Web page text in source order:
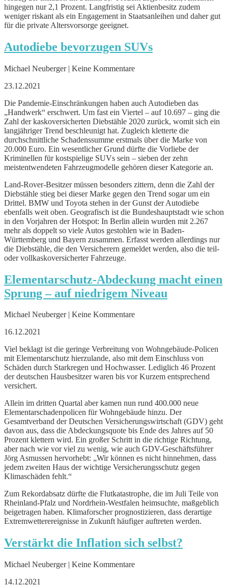
hingegen nur 2,1 Prozent. Langfristig sei Aktienbesitz zudem
weniger riskant als ein Engagement in Staatsanleihen und daher gut
für die private Altersvorsorge geeignet.
Autodiebe bevorzugen SUVs
Michael Neuberger | Keine Kommentare
23.12.2021
Die Pandemie-Einschränkungen haben auch Autodieben das
„Handwerk“ erschwert. Um fast ein Viertel – auf 10.697 – ging die
Zahl der kaskoversicherten Diebstähle 2020 zurück, womit sich ein
langjähriger Trend beschleunigt hat. Zugleich kletterte die
durchschnittliche Schadenssumme erstmals über die Marke von
20.000 Euro. Ein wesentlicher Grund dürfte die Vorliebe der
Kriminellen für kostspielige SUVs sein – sieben der zehn
meistentwendeten Fahrzeugmodelle gehören dieser Kategorie an.
Land-Rover-Besitzer müssen besonders zittern, denn die Zahl der
Diebstähle stieg bei dieser Marke gegen den Trend sogar um ein
Drittel. BMW und Toyota stehen in der Gunst der Autodiebe
ebenfalls weit oben. Geografisch ist die Bundeshauptstadt wie schon
in den Vorjahren der Hotspot: In Berlin allein wurden mit 2.267
mehr als doppelt so viele Autos gestohlen wie in Baden-
Württemberg und Bayern zusammen. Erfasst werden allerdings nur
die Diebstähle, die den Versicherern gemeldet werden, also die teil-
oder vollkaskoversicherter Fahrzeuge.
Elementarschutz-Abdeckung macht einen
Sprung – auf niedrigem Niveau
Michael Neuberger | Keine Kommentare
16.12.2021
Viel beklagt ist die geringe Verbreitung von Wohngebäude-Policen
mit Elementarschutz hierzulande, also mit dem Einschluss von
Schäden durch Starkregen und Hochwasser. Lediglich 46 Prozent
der deutschen Hausbesitzer waren bis vor Kurzem entsprechend
versichert.
Allein im dritten Quartal aber kamen nun rund 400.000 neue
Elementarschadenpolicen für Wohngebäude hinzu. Der
Gesamtverband der Deutschen Versicherungswirtschaft (GDV) geht
davon aus, dass die Abdeckungsquote bis Ende des Jahres auf 50
Prozent klettern wird. Ein großer Schritt in die richtige Richtung,
aber nach wie vor viel zu wenig, wie auch GDV-Geschäftsführer
Jörg Asmussen hervorhebt: „Wir können es nicht hinnehmen, dass
jedem zweiten Haus der wichtige Versicherungsschutz gegen
Klimaschäden fehlt.“
Zum Rekordabsatz dürfte die Flutkatastrophe, die im Juli Teile von
Rheinland-Pfalz und Nordrhein-Westfalen heimsuchte, maßgeblich
beigetragen haben. Klimaforscher prognostizieren, dass derartige
Extremwetterereignisse in Zukunft häufiger auftreten werden.
Verstärkt die Inflation sich selbst?
Michael Neuberger | Keine Kommentare
14.12.2021